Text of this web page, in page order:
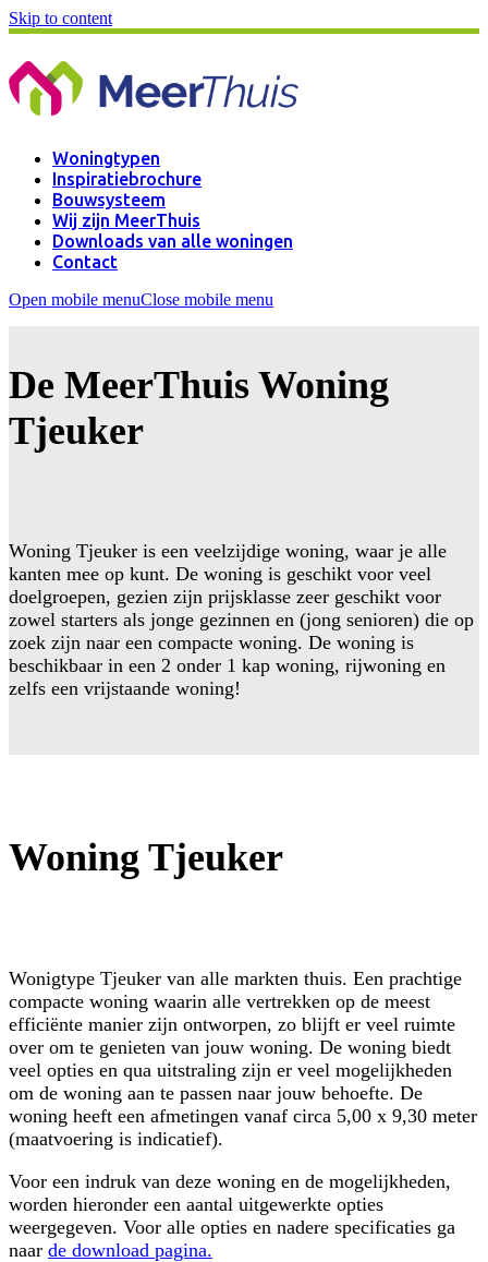
Skip to content
Woningtypen
Inspiratiebrochure
Bouwsysteem
Wij zijn MeerThuis
Downloads van alle woningen
Contact
Open mobile menuClose mobile menu
De MeerThuis Woning
Tjeuker
Woning Tjeuker is een veelzijdige woning, waar je alle
kanten mee op kunt. De woning is geschikt voor veel
doelgroepen, gezien zijn prijsklasse zeer geschikt voor
zowel starters als jonge gezinnen en (jong senioren) die op
zoek zijn naar een compacte woning. De woning is
beschikbaar in een 2 onder 1 kap woning, rijwoning en
zelfs een vrijstaande woning!
Woning Tjeuker
Wonigtype Tjeuker van alle markten thuis. Een prachtige
compacte woning waarin alle vertrekken op de meest
efficiënte manier zijn ontworpen, zo blijft er veel ruimte
over om te genieten van jouw woning. De woning biedt
veel opties en qua uitstraling zijn er veel mogelijkheden
om de woning aan te passen naar jouw behoefte. De
woning heeft een afmetingen vanaf circa 5,00 x 9,30 meter
(maatvoering is indicatief).
Voor een indruk van deze woning en de mogelijkheden,
worden hieronder een aantal uitgewerkte opties
weergegeven. Voor alle opties en nadere specificaties ga
naar de download pagina.